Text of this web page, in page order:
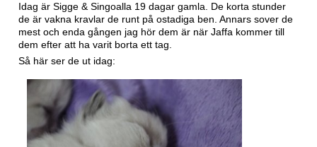
Idag är Sigge & Singoalla 19 dagar gamla. De korta stunder
de är vakna kravlar de runt på ostadiga ben. Annars sover de
mest och enda gången jag hör dem är när Jaffa kommer till
dem efter att ha varit borta ett tag.
Så här ser de ut idag: